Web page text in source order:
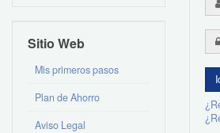
Sitio Web
Mis primeros pasos
Plan de Ahorro
Aviso Legal